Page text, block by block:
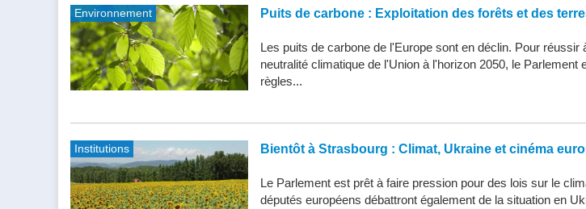
Environnement Puits de carbone : Exploitation des forêts et des
Les puits de carbone de l'Europe sont en déclin. Pour réussir
neutralité climatique de l'Union à l'horizon 2050, le Parlement
règles...
Institutions Bientôt à Strasbourg : Climat, Ukraine et cinéma
Le Parlement est prêt à faire pression pour des lois sur le
députés européens débattront également de la situation en